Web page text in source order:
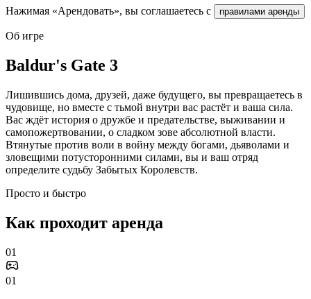
Нажимая «Арендовать», вы соглашаетесь с правилами аренды
Об игре
Baldur's Gate 3
Лишившись дома, друзей, даже будущего, вы превращаетесь в
чудовище, но вместе с тьмой внутри вас растёт и ваша сила.
Вас ждёт история о дружбе и предательстве, выживании и
самопожертвовании, о сладком зове абсолютной власти.
Втянутые против воли в войну между богами, дьяволами и
зловещими потусторонними силами, вы и ваш отряд
определите судьбу Забытых Королевств.
Просто и быстро
Как проходит аренда
01
01